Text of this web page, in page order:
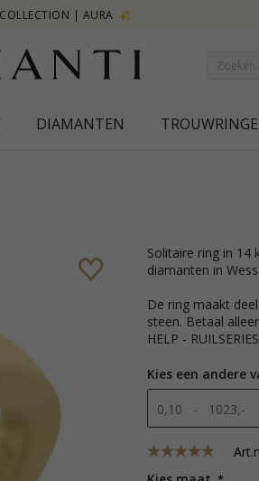
DIAMANTEN
solitaire ring in 14 karaat goud met goud edelmetaal en 1 briljantgeslepen
diamanten in
De ring maakt
steen. Betaal
HELP -
Kies een andere
0,10 - 1023,-